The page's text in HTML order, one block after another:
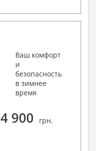
Ваш комфорт
и
безопасность
в зимнее
время
4 900 грн.